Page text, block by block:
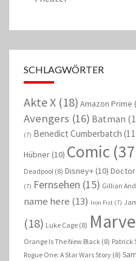
SCHLAGWÖRTER
Akte X (18) Amazon Prime
Avengers (16) Batman
(7) Benedict Cumberbatch
Hübner (10) Comic
Deadpool (8) Disney+ (10)
(7) Fernsehen (15) Gillian
name here (13) Iron Fist (7)
(18) Luke Cage (8)
Orange Is The New Black (8) Patrick
Rogue One: A Star Wars Story (8)